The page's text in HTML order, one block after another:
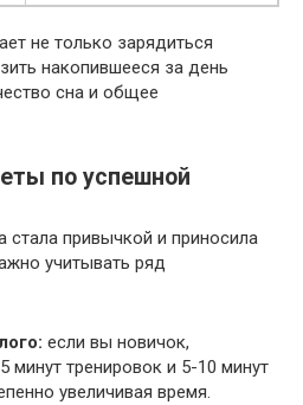
не только зарядиться
накопившееся за день
сна и общее
по успешной
стала привычкой и приносила
учитывать ряд
если вы новичок,
минут тренировок и 5-10 минут
увеличивая время.